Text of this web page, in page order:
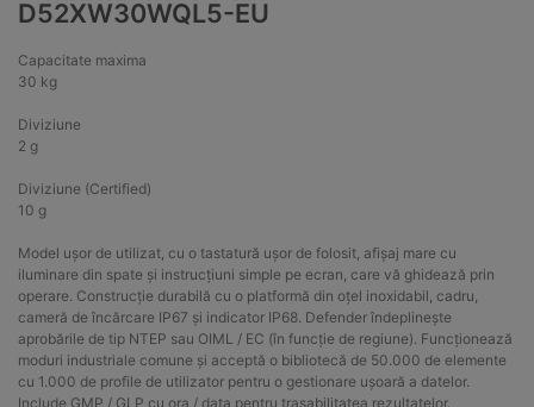
D52XW30WQL5-EU
Capacitate maxima
30 kg
Diviziune
2 g
Diviziune (Certified)
10 g
Model ușor de utilizat, cu o tastatură ușor de folosit, afișaj mare cu
iluminare din spate și instrucțiuni simple pe ecran, care vă ghidează prin
operare. Construcție durabilă cu o platformă din oțel inoxidabil, cadru,
cameră de încărcare IP67 și indicator IP68. Defender îndeplinește
aprobările de tip NTEP sau OIML / EC (în funcție de regiune). Funcționează
moduri industriale comune și acceptă o bibliotecă de 50.000 de elemente
cu 1.000 de profile de utilizator pentru o gestionare ușoară a datelor.
Include GMP / GLP cu ora / data pentru trasabilitatea rezultatelor.